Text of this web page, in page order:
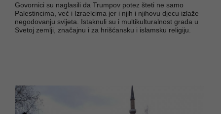
Govornici su naglasili da Trumpov potez šteti ne samo
Palestincima, već i Izraelcima jer i njih i njihovu djecu izlaže
negodovanju svijeta. Istaknuli su i multikulturalnost grada u
Svetoj zemlji, značajnu i za hrišćansku i islamsku religiju.